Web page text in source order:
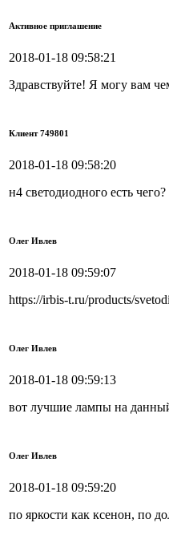
Активное приглашение
2018-01-18 09:58:21
Здравствуйте! Я могу вам
Клиент 749801
2018-01-18 09:58:20
н4 светодиодного есть чего?
Олег Ивлев
2018-01-18 09:59:07
https://irbis-t.ru/products/
Олег Ивлев
2018-01-18 09:59:13
вот лучшие лампы на
Олег Ивлев
2018-01-18 09:59:20
по яркости как ксенон, по